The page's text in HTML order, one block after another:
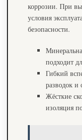
коррозии. При
условия
безопасности.
подходит
Гибкий
разводок и
Жёсткие
изоляция